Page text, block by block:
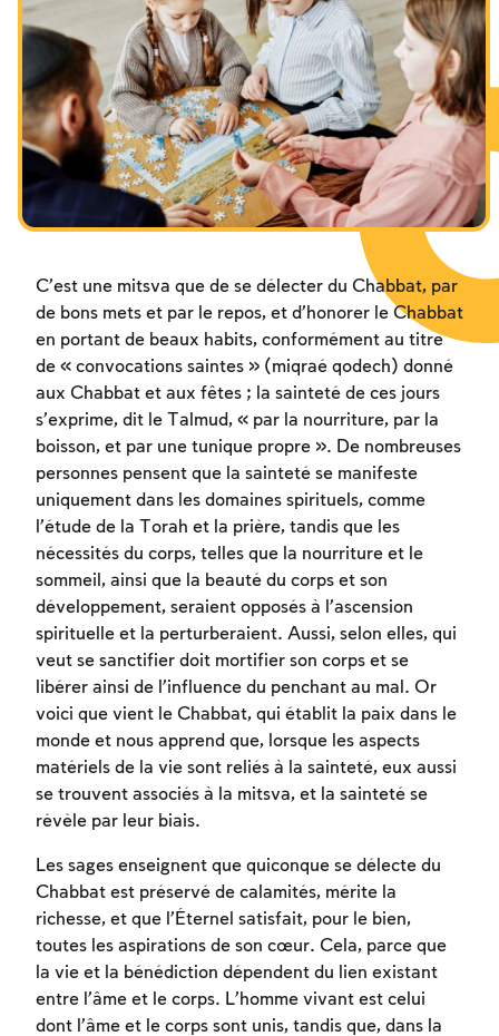
Les jeûnes liés à la destruction du Temple
Hanouca
Pourim
C’est une mitsva que de se délecter du Chabbat, par
de bons mets et par le repos, et d’honorer le Chabbat
en portant de beaux habits, conformément au titre
de « convocations saintes » (miqraé qodech) donné
aux Chabbat et aux fêtes ; la sainteté de ces jours
s’exprime, dit le Talmud, « par la nourriture, par la
boisson, et par une tunique propre ». De nombreuses
personnes pensent que la sainteté se manifeste
uniquement dans les domaines spirituels, comme
l’étude de la Torah et la prière, tandis que les
nécessités du corps, telles que la nourriture et le
sommeil, ainsi que la beauté du corps et son
développement, seraient opposés à l’ascension
spirituelle et la perturberaient. Aussi, selon elles, qui
veut se sanctifier doit mortifier son corps et se
libérer ainsi de l’influence du penchant au mal. Or
voici que vient le Chabbat, qui établit la paix dans le
monde et nous apprend que, lorsque les aspects
matériels de la vie sont reliés à la sainteté, eux aussi
se trouvent associés à la mitsva, et la sainteté se
révèle par leur biais.
Les sages enseignent que quiconque se délecte du
Chabbat est préservé de calamités, mérite la
richesse, et que l’Éternel satisfait, pour le bien,
toutes les aspirations de son cœur. Cela, parce que
la vie et la bénédiction dépendent du lien existant
entre l’âme et le corps. L’homme vivant est celui
dont l’âme et le corps sont unis, tandis que, dans la